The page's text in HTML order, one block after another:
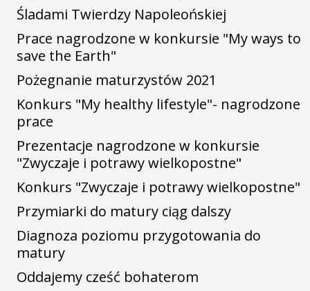
Śladami Twierdzy Napoleońskiej
Prace nagrodzone w konkursie "My ways to
save the Earth"
Pożegnanie maturzystów 2021
Konkurs "My healthy lifestyle"- nagrodzone
prace
Prezentacje nagrodzone w konkursie
"Zwyczaje i potrawy wielkopostne"
Konkurs "Zwyczaje i potrawy wielkopostne"
Przymiarki do matury ciąg dalszy
Diagnoza poziomu przygotowania do
matury
Oddajemy cześć bohaterom